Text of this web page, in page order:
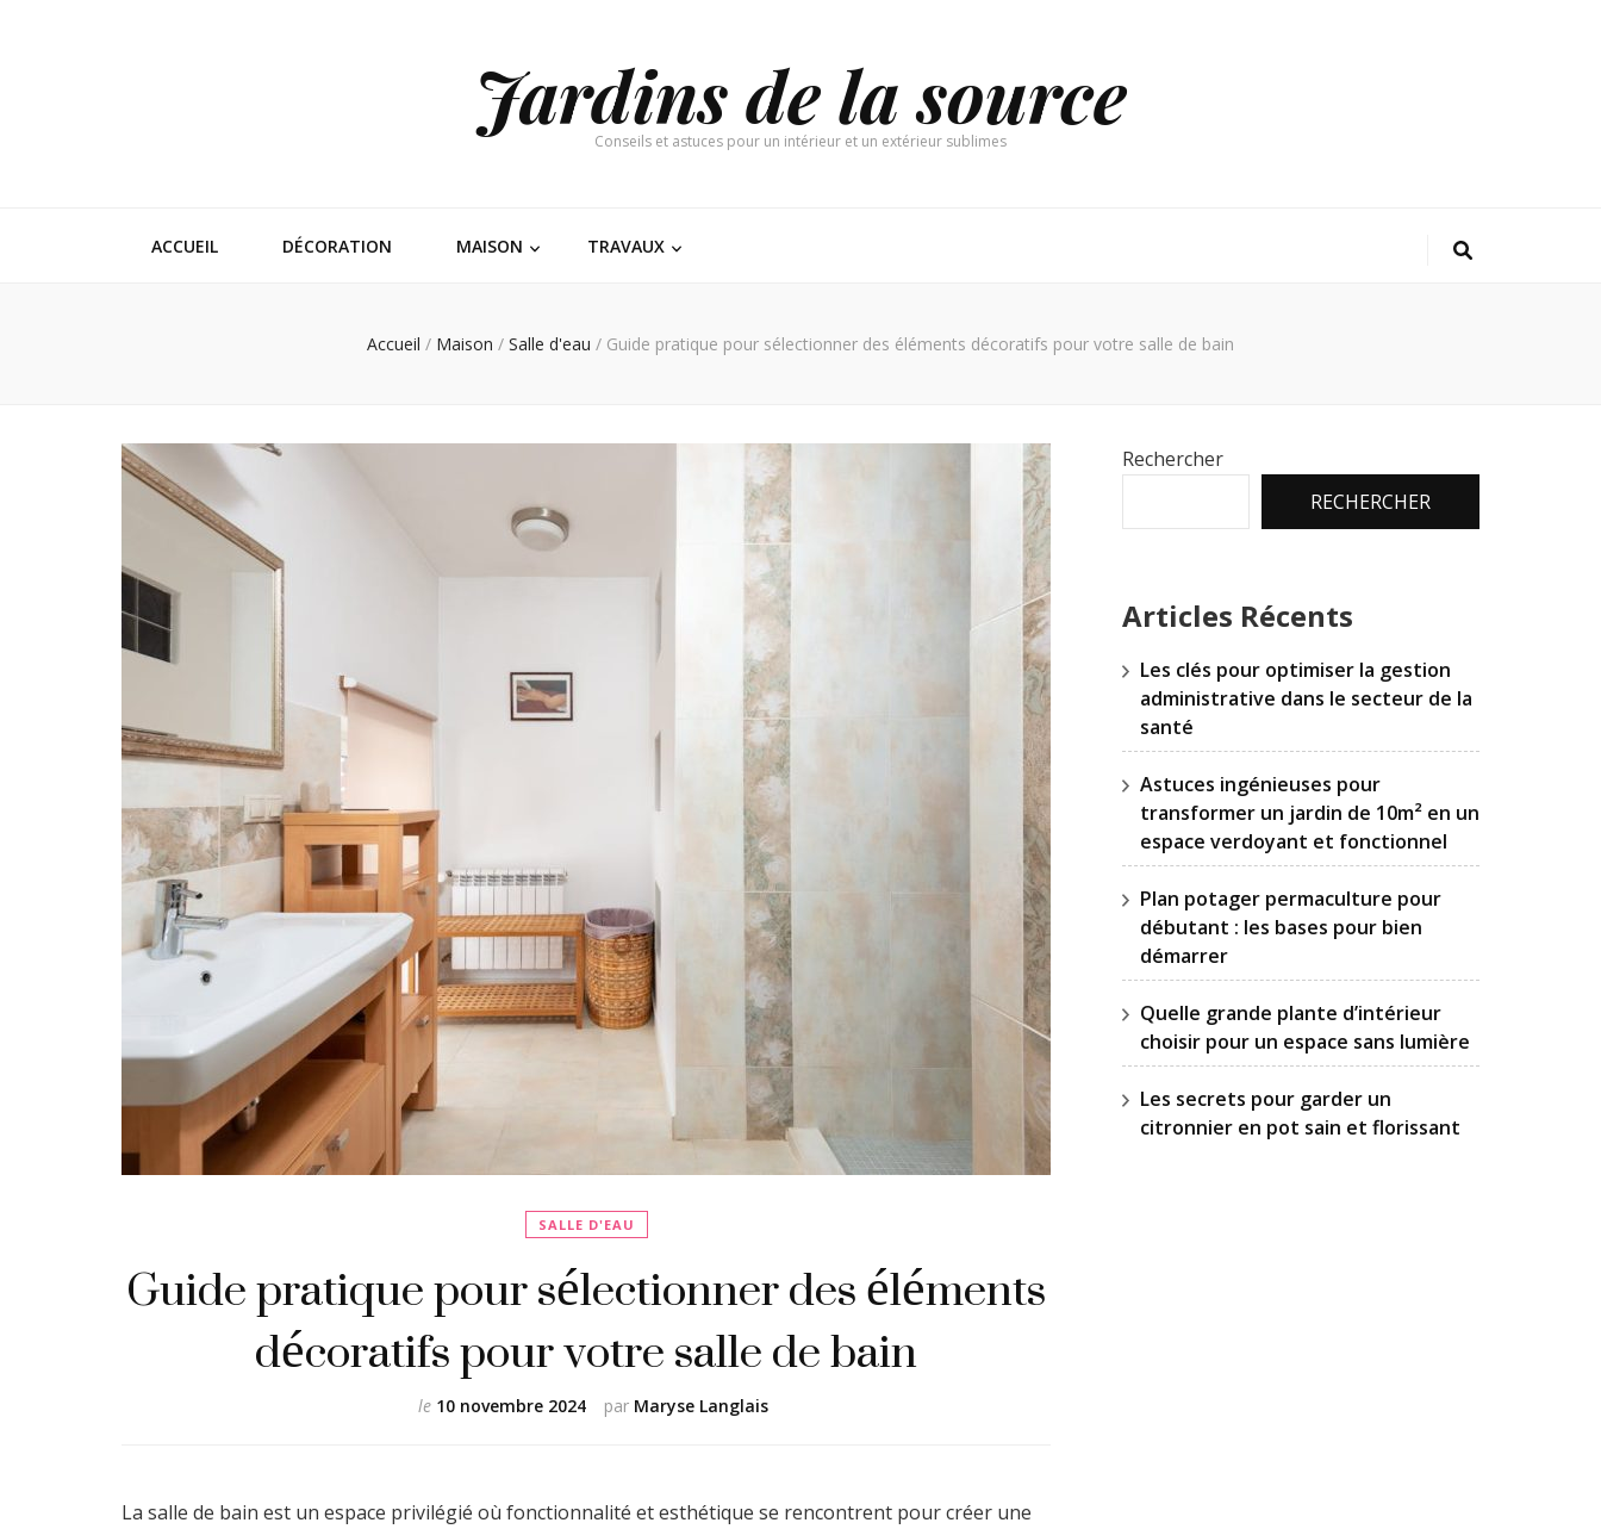
Jardins de la source
Conseils et astuces pour un intérieur et un extérieur sublimes
ACCUEIL DÉCORATION MAISON TRAVAUX
Accueil / Maison / Salle d'eau / Guide pratique pour sélectionner des éléments décoratifs pour votre salle de bain
SALLE D'EAU
Guide pratique pour sélectionner des éléments
décoratifs pour votre salle de bain
par Maryse Langlais
le 10 novembre 2024
La salle de bain est un espace privilégié où fonctionnalité et esthétique se rencontrent pour créer une
Rechercher
RECHERCHER
Articles Récents
Les clés pour optimiser la gestion
administrative dans le secteur de la
santé
Astuces ingénieuses pour
transformer un jardin de 10m² en un
espace verdoyant et fonctionnel
Plan potager permaculture pour
débutant : les bases pour bien
démarrer
Quelle grande plante d’intérieur
choisir pour un espace sans lumière
Les secrets pour garder un
citronnier en pot sain et florissant